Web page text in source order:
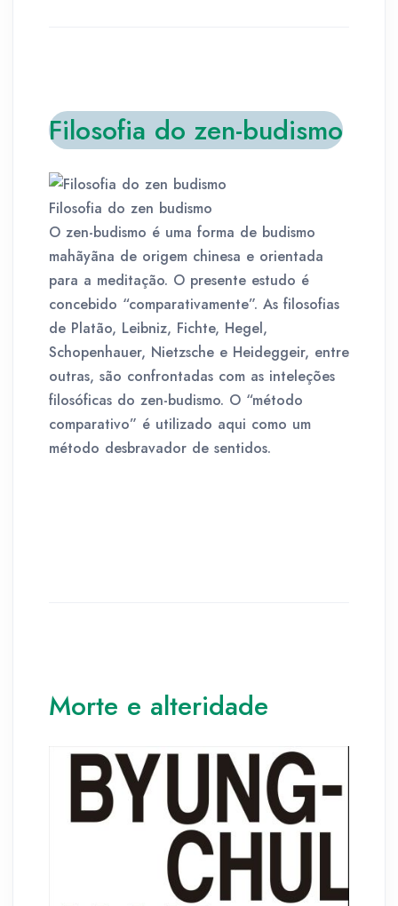
Filosofia do zen-budismo
Filosofia do zen budismo
O zen-budismo é uma forma de budismo
mahãyãna de origem chinesa e orientada
para a meditação. O presente estudo é
concebido “comparativamente”. As filosofias
de Platão, Leibniz, Fichte, Hegel,
Schopenhauer, Nietzsche e Heideggeir, entre
outras, são confrontadas com as inteleções
filosóficas do zen-budismo. O “método
comparativo” é utilizado aqui como um
método desbravador de sentidos.
Morte e alteridade